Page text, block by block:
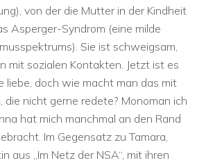
von der die Mutter in der Kindheit
Asperger-Syndrom (eine milde
Sie ist schweigsam,
mit sozialen Kontakten. Jetzt ist es
liebe, doch wie macht man das mit
die nicht gerne redete? Monoman ich
hat mich manchmal an den Rand
Im Gegensatz zu Tamara,
aus „Im Netz der NSA“, mit ihren